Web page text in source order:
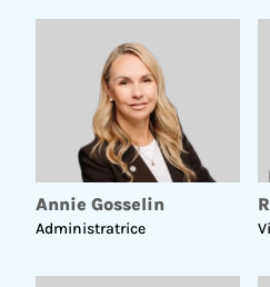
Annie Gosselin
Administratrice